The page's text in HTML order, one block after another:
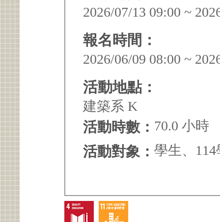
2026/07/13 09:00 ~
報名時間：
2026/06/09 08:00 ~
活動地點：
建築系 K
活動時數： 70.0 小時
活動對象： 學生、